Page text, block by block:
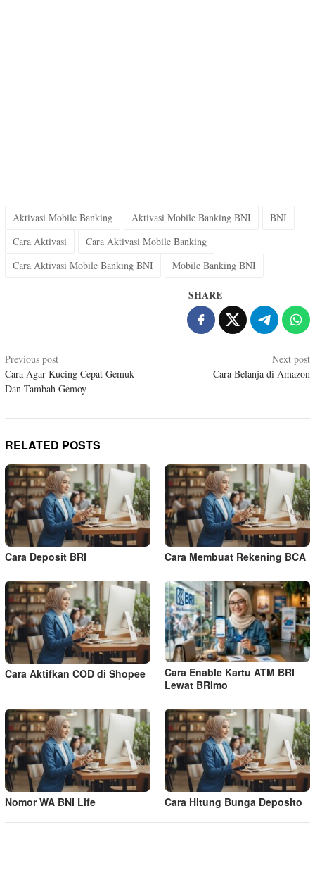
Aktivasi Mobile Banking Aktivasi Mobile Banking BNI
BNI
Cara Aktivasi
Cara Aktivasi Mobile Banking
Cara Aktivasi Mobile Banking BNI
Mobile Banking BNI
SHARE
Post
navigation
Previous post
Cara Agar Kucing Cepat Gemuk
Dan Tambah Gemoy
Next post
Cara Belanja di Amazon
RELATED POSTS
Cara Deposit BRI Cara Membuat Rekening BCA
Cara Aktifkan COD di Shopee
Cara Enable Kartu ATM BRI
Lewat BRImo
Nomor WA BNI Life Cara Hitung Bunga Deposito